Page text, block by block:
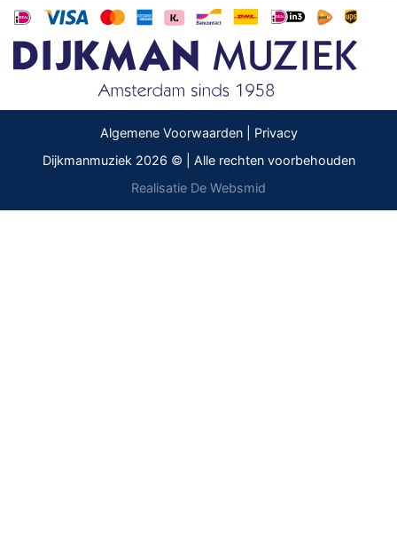
Dijkmanmuziek 2026 © | Alle rechten voorbehouden
Realisatie De Websmid
Algemene Voorwaarden | Privacy